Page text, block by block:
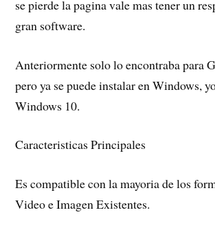
se pierde la pagina vale mas tener un
gran software.
Anteriormente solo lo encontraba para
pero ya se puede instalar en Windows,
Windows 10.
Caracteristicas Principales
Es compatible con la mayoria de los
Video e Imagen Existentes.